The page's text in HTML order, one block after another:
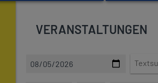
VERANSTALTUNGEN